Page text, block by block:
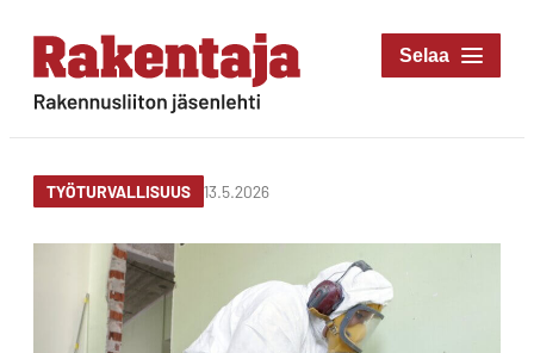
Siirry
suoraan
sisältöön
Rakentaja-lehti
TYÖTURVALLISUUS 13.5.2026